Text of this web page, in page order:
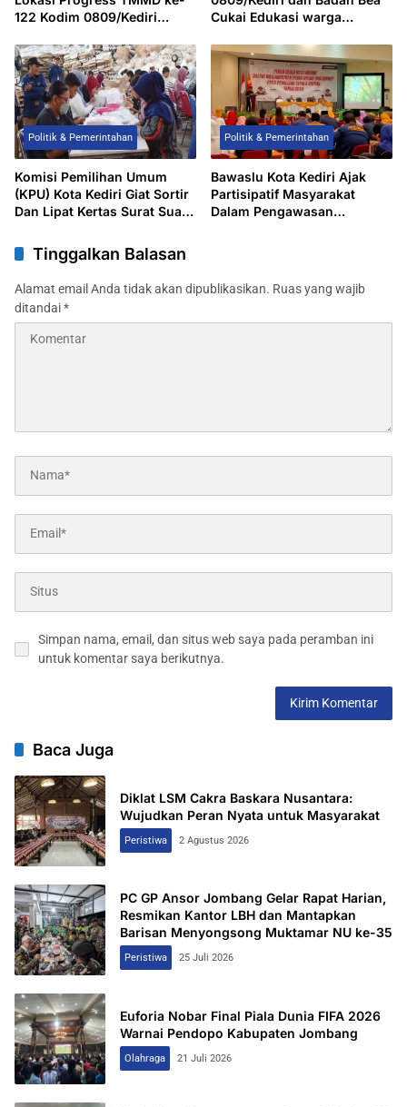
122 Kodim 0809/Kediri
Cukai Edukasi warga
Politik & Pemerintahan
Komisi Pemilihan Umum
(KPU) Kota Kediri Giat Sortir
Dan Lipat Kertas Surat Suara
Politik & Pemerintahan
Bawaslu Kota Kediri Ajak
Partisipatif Masyarakat
Dalam Pengawasan
Tinggalkan Balasan
Alamat email Anda tidak akan dipublikasikan. Ruas yang wajib
ditandai*
Simpan nama, email, dan situs web saya pada peramban ini
untuk komentar saya berikutnya.
Baca Juga
Diklat LSM Cakra Baskara Nusantara:
Wujudkan Peran Nyata untuk Masyarakat
Peristiwa 2 Agustus 2026
PC GP Ansor Jombang Gelar Rapat Harian,
Resmikan Kantor LBH dan Mantapkan
Barisan Menyongsong Muktamar NU ke-35
Peristiwa 25 Juli 2026
Euforia Nobar Final Piala Dunia FIFA 2026
Warnai Pendopo Kabupaten Jombang
Olahraga 21 Juli 2026